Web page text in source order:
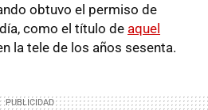
obtuvo el permiso de
como el título de aquel
la tele de los años sesenta.